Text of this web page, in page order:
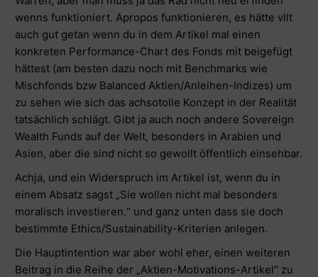
wenns funktioniert. Apropos funktionieren, es hätte vllt
auch gut getan wenn du in dem Artikel mal einen
konkreten Performance-Chart des Fonds mit beigefügt
hättest (am besten dazu noch mit Benchmarks wie
Mischfonds bzw Balanced Aktien/Anleihen-Indizes) um
zu sehen wie sich das achsotolle Konzept in der Realität
tatsächlich schlägt. Gibt ja auch noch andere Sovereign
Wealth Funds auf der Welt, besonders in Arabien und
Asien, aber die sind nicht so gewollt öffentlich einsehbar.
Achja, und ein Widerspruch im Artikel ist, wenn du in
einem Absatz sagst „Sie wollen nicht mal besonders
moralisch investieren.“ und ganz unten dass sie doch
bestimmte Ethics/Sustainability-Kriterien anlegen.
Die Hauptintention war aber wohl eher, einen weiteren
Beitrag in die Reihe der „Aktien-Motivations-Artikel“ zu